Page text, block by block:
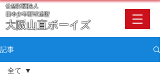
公益財団法人
​日本少年野球連盟
大阪山直ボーイズ
記事
全て